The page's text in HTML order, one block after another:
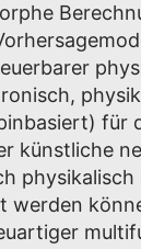
für
künstliche
physikalisch
werden